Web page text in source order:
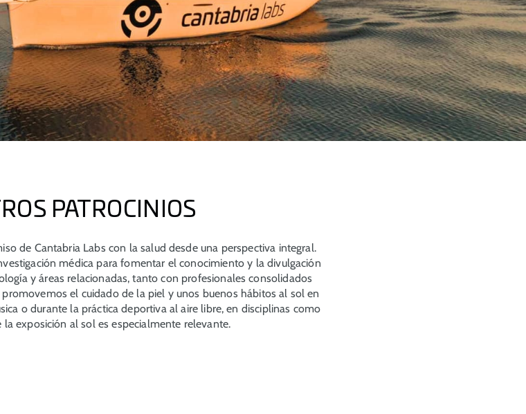
PATROCINIOS
de Cantabria Labs con la salud desde una perspectiva integral.
médica para fomentar el conocimiento y la divulgación
y áreas relacionadas, tanto con profesionales consolidados
el cuidado de la piel y unos buenos hábitos al sol en
o durante la práctica deportiva al aire libre, en disciplinas como
exposición al sol es especialmente relevante.